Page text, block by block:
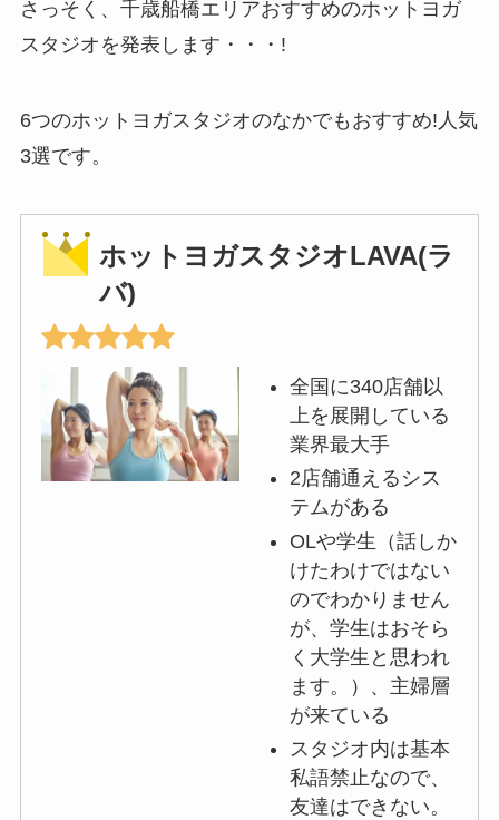
さっそく、千歳船橋エリアおすすめのホットヨガ
スタジオを発表します・・・!
6つのホットヨガスタジオのなかでもおすすめ!人気
3選です。
ホットヨガスタジオLAVA(ラ
バ)
全国に340店舗以
上を展開している
業界最大手
2店舗通えるシス
テムがある
OLや学生（話しか
けたわけではない
のでわかりません
が、学生はおそら
く大学生と思われ
ます。）、主婦層
が来ている
スタジオ内は基本
私語禁止なので、
友達はできない。